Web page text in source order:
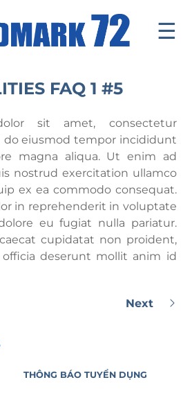
☰
FAQ 1 #5
sit amet, consectetur
do eiusmod tempor incididunt
magna aliqua. Ut enim ad
nostrud exercitation ullamco
ex ea commodo consequat.
in reprehenderit in voluptate
eu fugiat nulla pariatur.
cupidatat non proident,
deserunt mollit anim id
Next
THÔNG BÁO TUYỂN DỤNG